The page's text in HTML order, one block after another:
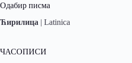
Одабир писма
Ћирилица | Latinica
ЧАСОПИСИ